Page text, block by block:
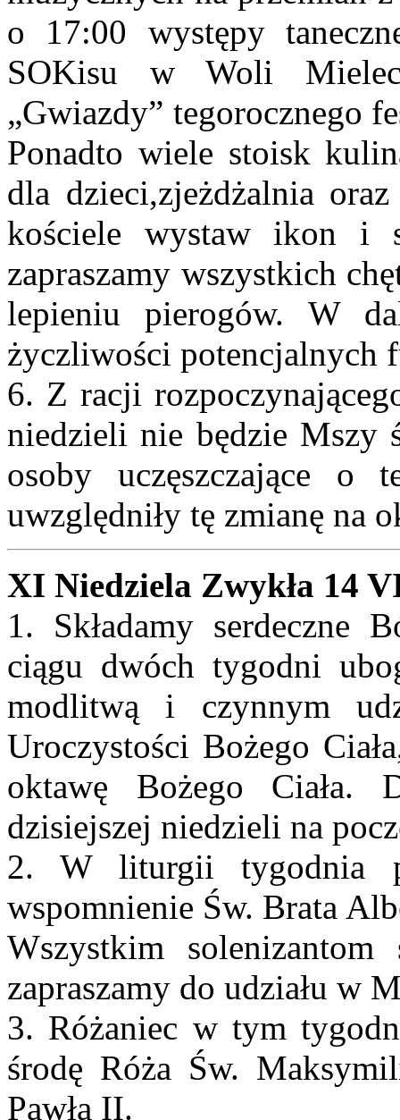
o 17:00 występy
SOKisu w Woli
„Gwiazdy” tegorocznego
Ponadto wiele stoisk
dla dzieci,zjeżdżalnia
kościele wystaw ikon i
zapraszamy wszystkich
lepieniu pierogów. W
życzliwości potencjalnych
6. Z racji
niedzieli nie będzie
osoby uczęszczające
uwzględniły tę zmianę na
XI Niedziela Zwykła 14
1. Składamy serdeczne
ciągu dwóch tygodni
modlitwą i czynnym
Uroczystości Bożego
oktawę Bożego Ciała.
dzisiejszej niedzieli na
2. W liturgii tygodnia
wspomnienie Św. Brata
Wszystkim solenizantom
zapraszamy do udziału w
3. Różaniec w tym
środę Róża Św.
Pawła II.